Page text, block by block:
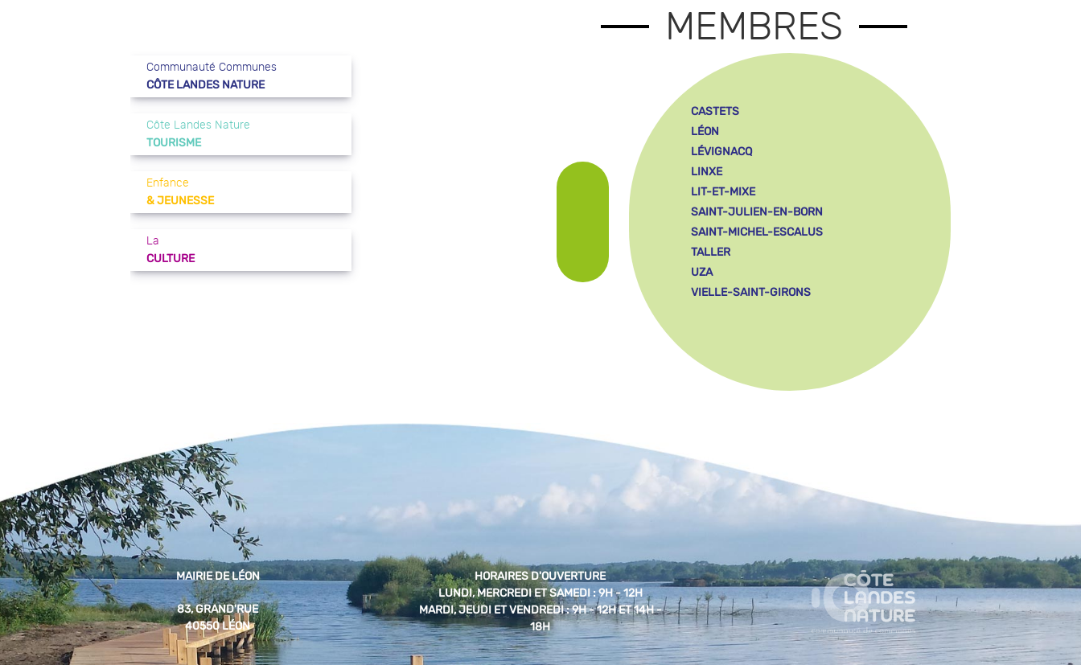
Communauté Communes
CÔTE LANDES NATURE
Côte Landes Nature
TOURISME
Enfance
& JEUNESSE
La
CULTURE
MEMBRES
CASTETS
LÉON
LÉVIGNACQ
LINXE
LIT-ET-MIXE
SAINT-JULIEN-EN-BORN
SAINT-MICHEL-ESCALUS
TALLER
UZA
VIELLE-SAINT-GIRONS
MAIRIE DE LÉON
83, GRAND'RUE
40550 LÉON
HORAIRES D'OUVERTURE
LUNDI, MERCREDI ET SAMEDI : 9H - 12H
MARDI, JEUDI ET VENDREDI : 9H - 12H ET 14H -
18H